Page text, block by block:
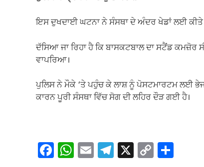
ਇਸ ਦੁਖਦਾਈ ਘਟਨਾ ਨੇ ਸੰਸਥਾ ਦੇ ਅੰਦਰ ਖੇਡਾਂ ਲਈ ਕੀਤੇ
ਦੱਸਿਆ ਜਾ ਰਿਹਾ ਹੈ ਕਿ ਬਾਸਕਟਬਾਲ ਦਾ ਸਟੈਂਡ ਕਮਜ਼ੋਰ
ਵਾਪਰਿਆ।
ਪੁਲਿਸ ਨੇ ਮੌਕੇ ‘ਤੇ ਪਹੁੰਚ ਕੇ ਲਾਸ਼ ਨੂੰ ਪੋਸਟਮਾਰਟਮ ਲਈ
ਕਾਰਨ ਪੂਰੀ ਸੰਸਥਾ ਵਿੱਚ ਸੋਗ ਦੀ ਲਹਿਰ ਦੌੜ ਗਈ ਹੈ।
F W E T X C